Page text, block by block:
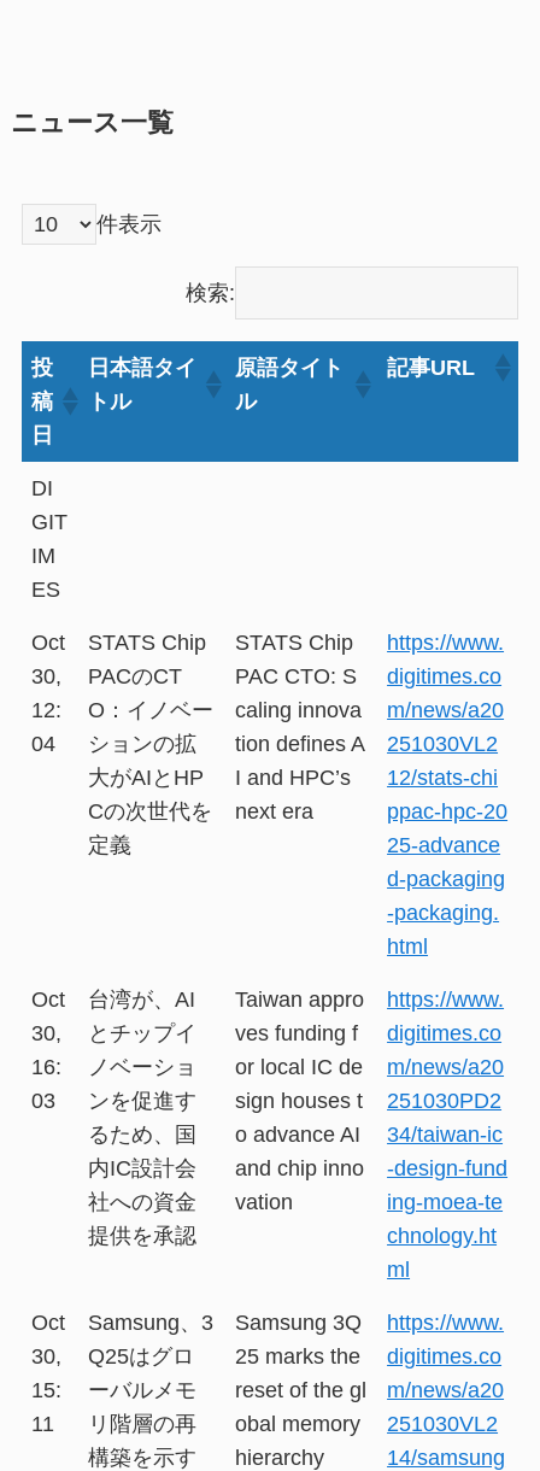
ニュース一覧
件表示
検索:
投
稿
日
日本語タイ
トル
原語タイト
ル
記事URL
DI
GIT
IM
ES
Oct
30,
12:
04
STATS Chip
PACのCT
O：イノベー
ションの拡
大がAIとHP
Cの次世代を
定義
STATS Chip
PAC CTO: S
caling innova
tion defines A
I and HPC’s
next era
https://www.
digitimes.co
m/news/a20
251030VL2
12/stats-chi
ppac-hpc-20
25-advance
d-packaging
-packaging.
html
Oct
30,
16:
03
台湾が、AI
とチップイ
ノベーショ
ンを促進す
るため、国
内IC設計会
社への資金
提供を承認
Taiwan appro
ves funding f
or local IC de
sign houses t
o advance AI
and chip inno
vation
https://www.
digitimes.co
m/news/a20
251030PD2
34/taiwan-ic
-design-fund
ing-moea-te
chnology.ht
ml
Oct
30,
15:
11
Samsung、3
Q25はグロ
ーバルメモ
リ階層の再
構築を示す
Samsung 3Q
25 marks the
reset of the gl
obal memory
hierarchy
https://www.
digitimes.co
m/news/a20
251030VL2
14/samsung